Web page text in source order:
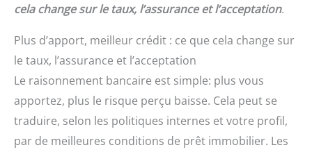
cela change sur le taux, l’assurance et l’acceptation.
Plus d’apport, meilleur crédit : ce que cela change sur
le taux, l’assurance et l’acceptation
Le raisonnement bancaire est simple: plus vous
apportez, plus le risque perçu baisse. Cela peut se
traduire, selon les politiques internes et votre profil,
par de meilleures conditions de prêt immobilier. Les